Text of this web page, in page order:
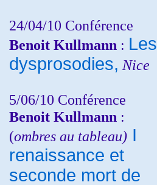
24/04/10 Conférence
Benoit Kullmann : Les
dysprosodies, Nice
5/06/10 Conférence
Benoit Kullmann :
(ombres au tableau) I
renaissance et
seconde mort de